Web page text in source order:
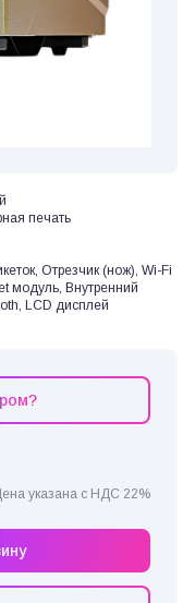
печать
Отрезчик (нож), Wi-Fi
модуль, Внутренний
LCD дисплей
указана с НДС 22%